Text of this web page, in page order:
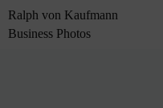
content
Ralph von Kaufmann
Business Photos